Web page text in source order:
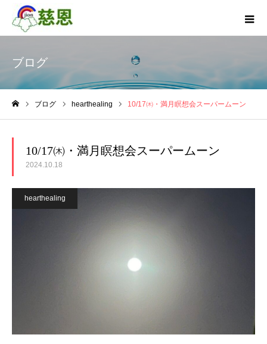
ブログ
ブログ hearthealing 10/17㈭・満月瞑想会スーパームーン
10/17㈭・満月瞑想会スーパームーン
2024.10.18
hearthealing